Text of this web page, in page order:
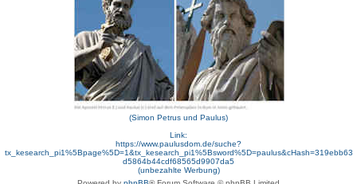
(Simon Petrus und Paulus)
Link:
https://www.paulusdom.de/suche?
tx_kesearch_pi1%5Bpage%5D=1&tx_kesearch_pi1%5Bsword%5D=paulus&cHash=319ebb63
d5864b44cdf68565d9907da5
(unbezahlte Werbung)